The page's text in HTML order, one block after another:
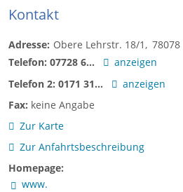
Kontakt
Adresse: Obere Lehrstr. 18/1 78078
Telefon: 07728 6...
anzeigen
Telefon 2: 0171 31...
anzeigen
Fax: keine Angabe
Zur Karte
Zur Anfahrtsbeschreibung
Homepage:
www.